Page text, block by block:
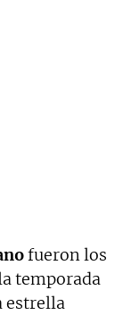
fueron los
temporada
estrella